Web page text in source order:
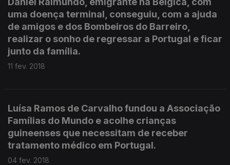
uma doença terminal, conseguiu, com a ajuda
de amigos e dos Bombeiros do Barreiro,
realizar o sonho de regressar a Portugal e ficar
junto da família.
11 fev. 2018
Luísa Ramos de Carvalho fundou a Associação
Famílias do Mundo e acolhe crianças
guineenses que necessitam de receber
tratamento médico em Portugal.
04 fev. 2018